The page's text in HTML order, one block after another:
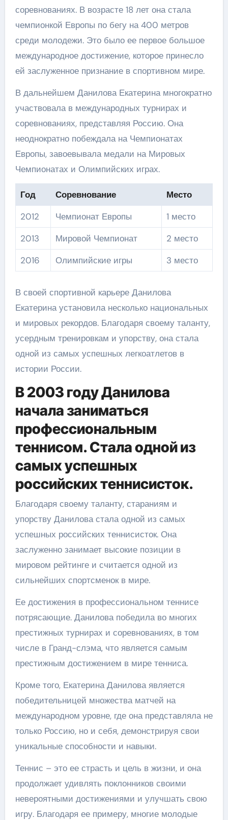
соревнованиях. В возрасте 18 лет она стала
чемпионкой Европы по бегу на 400 метров
среди молодежи. Это было ее первое большое
международное достижение, которое принесло
ей заслуженное признание в спортивном мире.
В дальнейшем Данилова Екатерина многократно
участвовала в международных турнирах и
соревнованиях, представляя Россию. Она
неоднократно побеждала на Чемпионатах
Европы, завоевывала медали на Мировых
Чемпионатах и Олимпийских играх.
Год Соревнование
Место
2012
Чемпионат Европы
1 место
2013
Мировой Чемпионат
2 место
2016
Олимпийские игры 3 место
В своей спортивной карьере Данилова
Екатерина установила несколько национальных
и мировых рекордов. Благодаря своему таланту,
усердным тренировкам и упорству, она стала
одной из самых успешных легкоатлетов в
истории России.
В 2003 году Данилова
начала заниматься
профессиональным
теннисом. Стала одной из
самых успешных
российских теннисисток.
Благодаря своему таланту, стараниям и
упорству Данилова стала одной из самых
успешных российских теннисисток. Она
заслуженно занимает высокие позиции в
мировом рейтинге и считается одной из
сильнейших спортсменок в мире.
Ее достижения в профессиональном теннисе
потрясающие. Данилова победила во многих
престижных турнирах и соревнованиях, в том
числе в Гранд-слэма, что является самым
престижным достижением в мире тенниса.
Кроме того, Екатерина Данилова является
победительницей множества матчей на
международном уровне, где она представляла не
только Россию, но и себя, демонстрируя свои
уникальные способности и навыки.
Теннис – это ее страсть и цель в жизни, и она
продолжает удивлять поклонников своими
невероятными достижениями и улучшать свою
игру. Благодаря ее примеру, многие молодые